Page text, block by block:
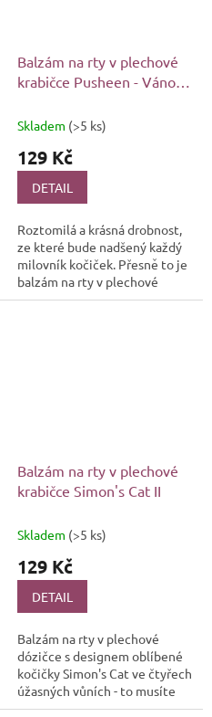
Balzám na rty v plechové
krabičce Pusheen - Vánoční
Skladem (>5 ks)
129 Kč
DETAIL
Roztomilá a krásná drobnost,
ze které bude nadšený každý
milovník kočiček. Přesně to je
balzám na rty v plechové
dózičce s vánočními motivy
Balzám na rty v plechové
krabičce Simon's Cat II
Skladem (>5 ks)
129 Kč
DETAIL
Balzám na rty v plechové
dózičce s designem oblíbené
kočičky Simon's Cat ve čtyřech
úžasných vůních - to musíte
mít!